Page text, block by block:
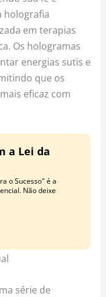
holografia
em terapias
Os hologramas
energias sutis e
que os
eficaz com
a Lei da
o Sucesso" é a
Não deixe
série de